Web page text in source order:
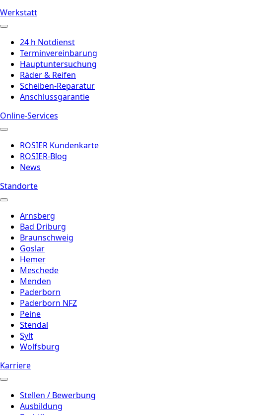
Werkstatt
24 h Notdienst
Terminvereinbarung
Hauptuntersuchung
Räder & Reifen
Scheiben-Reparatur
Anschlussgarantie
Online-Services
ROSIER Kundenkarte
ROSIER-Blog
News
Standorte
Arnsberg
Bad Driburg
Braunschweig
Goslar
Hemer
Meschede
Menden
Paderborn
Paderborn NFZ
Peine
Stendal
Sylt
Wolfsburg
Karriere
Stellen / Bewerbung
Ausbildung